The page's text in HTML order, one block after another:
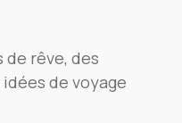
rêve, des
de voyage